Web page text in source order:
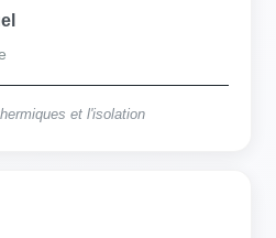
et l'isolation